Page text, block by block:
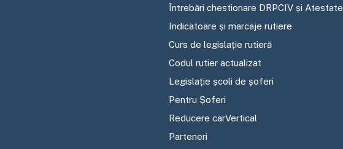
Întrebări chestionare DRPCIV și Atestate
Indicatoare și marcaje rutiere
Curs de legislație rutieră
Codul rutier actualizat
Legislație școli de șoferi
Pentru Șoferi
Reducere carVertical
Parteneri